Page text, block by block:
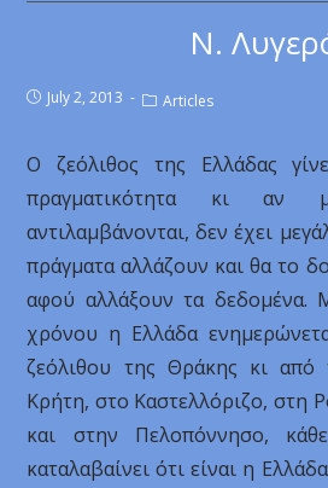
Ν.
July 2, 2013 Articles
Ο ζεόλιθος της Ελλάδας
πραγματικότητα κι αν
αντιλαμβάνονται, δεν έχει
πράγματα αλλάζουν και θα το
αφού αλλάξουν τα δεδομένα.
χρόνου η Ελλάδα
ζεόλιθου της Θράκης κι από
Κρήτη, στο Καστελλόριζο, στη
και στην Πελοπόννησο,
καταλαβαίνει ότι είναι η